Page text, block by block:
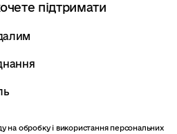
підтримати
на обробку і використання персональних